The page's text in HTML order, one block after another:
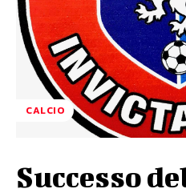
CALCIO
Successo